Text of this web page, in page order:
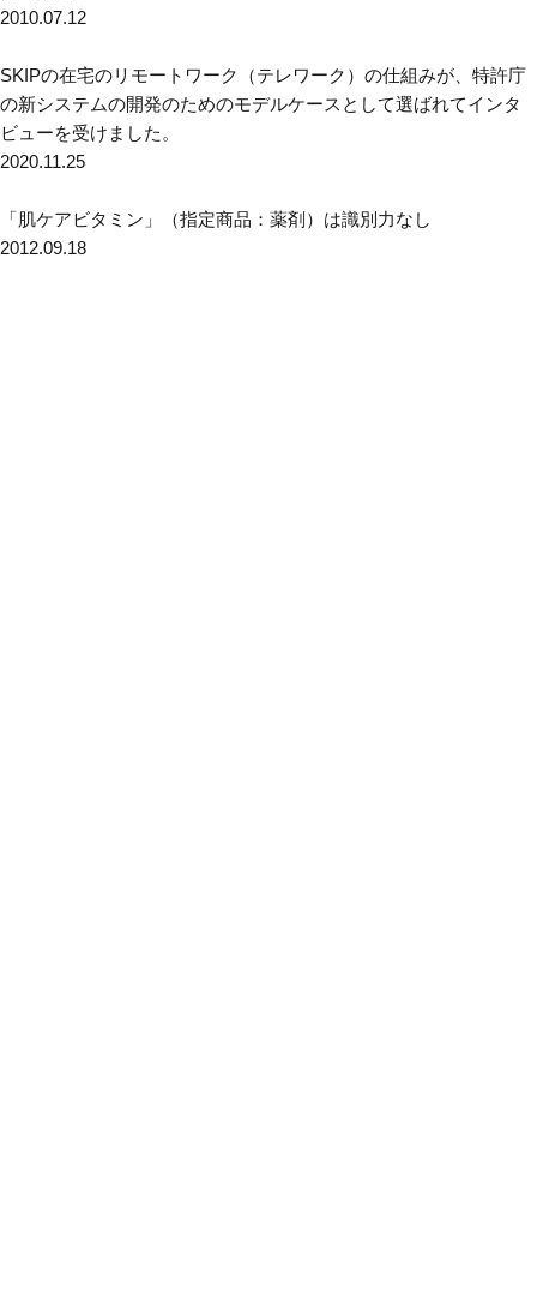
2010.07.12
SKIPの在宅のリモートワーク（テレワーク）の仕組みが、特許庁
の新システムの開発のためのモデルケースとして選ばれてインタ
ビューを受けました。
2020.11.25
「肌ケアビタミン」（指定商品：薬剤）は識別力なし
2012.09.18